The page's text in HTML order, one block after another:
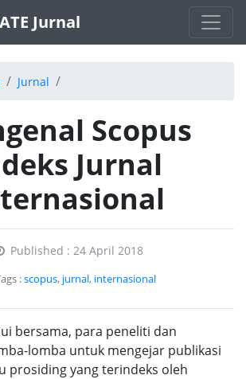
Jurnal
Jurnal
Scopus
Jurnal
Published : 24 April 2018
:scopus, jurnal, internasional
bersama, para peneliti dan
lomba untuk mengejar publikasi
prosiding yang terindeks oleh